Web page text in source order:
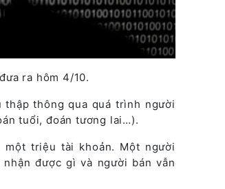
ra hôm 4/10.
thập thông qua quá trình người
tuổi, đoán tương lai…).
triệu tài khoản. Một người
được gì và người bán vẫn